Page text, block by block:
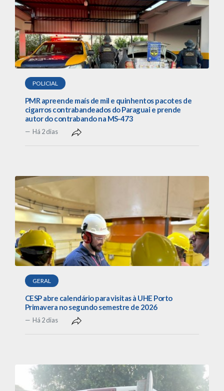
POLICIAL
PMR apreende maís de mil e quinhentos pacotes de
cigarros contrabandeados do Paraguai e prende
autor do contrabando na MS-473
Há 2 dias
GERAL
CESP abre calendário para visitas à UHE Porto
Primavera no segundo semestre de 2026
Há 2 dias